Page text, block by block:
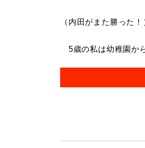
（内田がまた勝った！
5歳の私は幼稚園か